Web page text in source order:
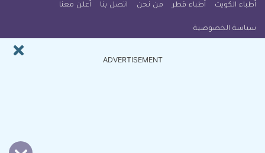
للآيفون
أطباء الكويت أطباء قطر من نحن اتصل بنا أعلن معنا
سياسة الخصوصية
ADVERTISEMENT